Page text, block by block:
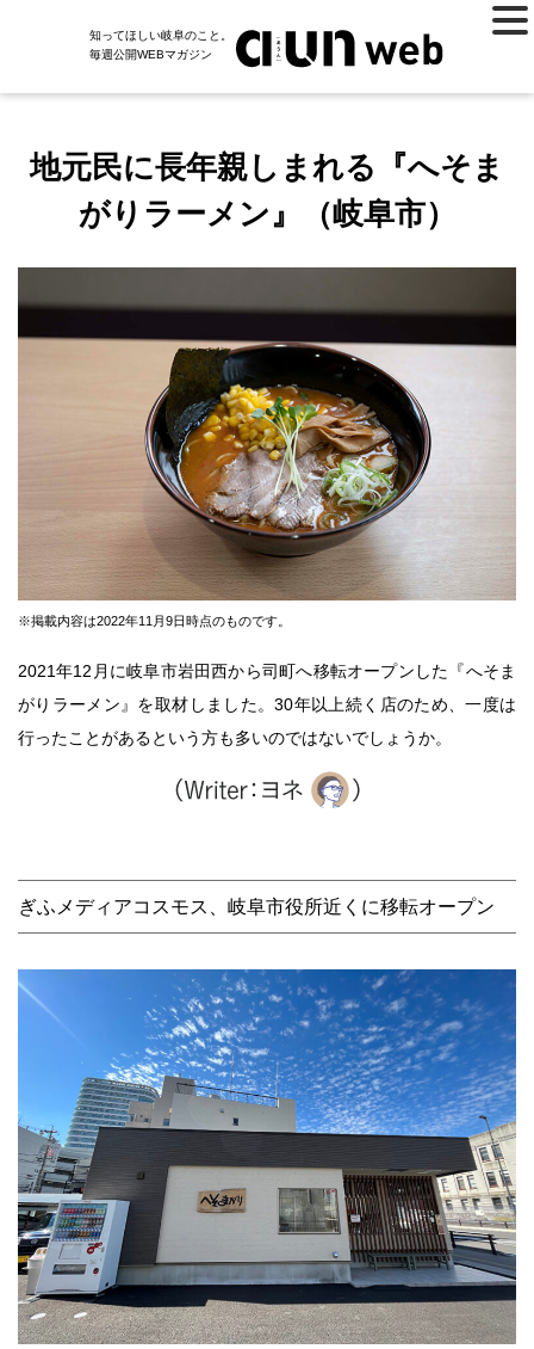
知ってほしい岐阜のこと。
毎週公開WEBマガジン
地元民に長年親しまれる『へそま
がりラーメン』（岐阜市）
※掲載内容は2022年11月9日時点のものです。
2021年12月に岐阜市岩田西から司町へ移転オープンした『へそま
がりラーメン』を取材しました。30年以上続く店のため、一度は
行ったことがあるという方も多いのではないでしょうか。
ぎふメディアコスモス、岐阜市役所近くに移転オープン